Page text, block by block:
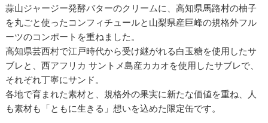
蒜山ジャージー発酵バターのクリームに、高知県馬路村の柚子
を丸ごと使ったコンフィチュールと山梨県産巨峰の規格外フル
ーツのコンポートを重ねました。
高知県芸西村で江戸時代から受け継がれる白玉糖を使用したサ
ブレと、西アフリカ サントメ島産カカオを使用したサブレで、
それぞれ丁寧にサンド。
各地で育まれた素材と、規格外の果実に新たな価値を重ね、人
も素材も「ともに生きる」想いを込めた限定缶です。